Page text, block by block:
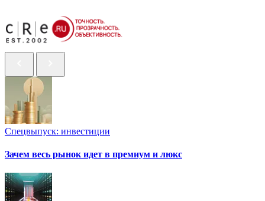
Спецвыпуск: инвестиции
Зачем весь рынок идет в премиум и люкс